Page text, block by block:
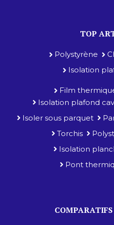
TOP
Polystyrène
Isolation
Film
Isolation plafond
Isoler sous parquet
Torchis
Isolation
Pont